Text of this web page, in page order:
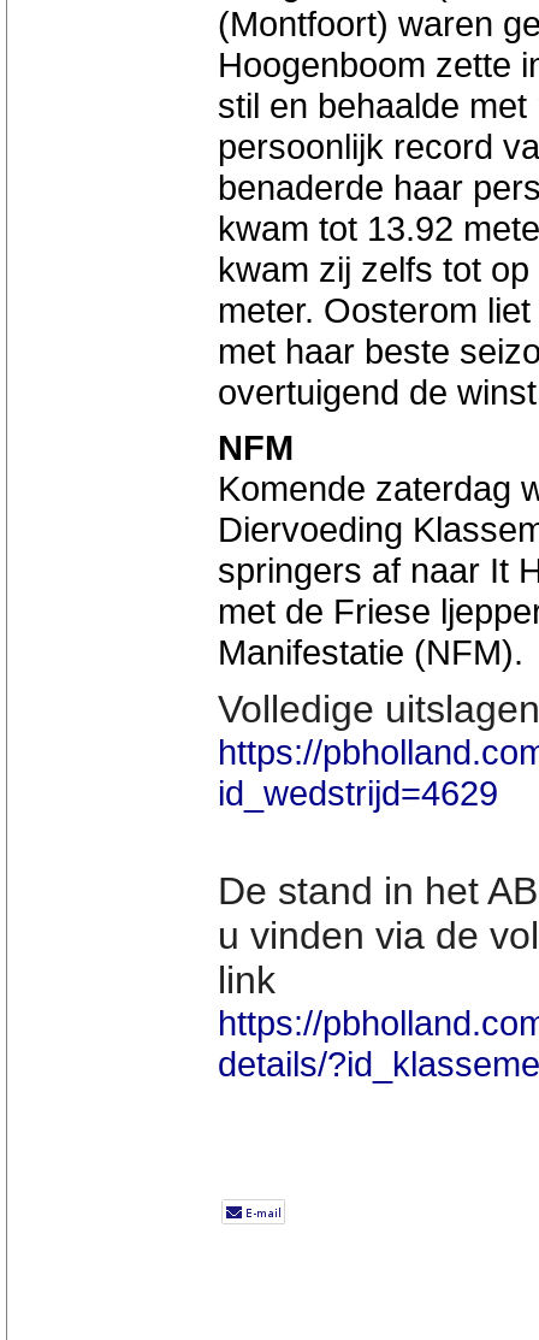
(Montfoort) waren
Hoogenboom zette
stil en behaalde
persoonlijk record
benaderde haar
kwam tot 13.92
kwam zij zelfs tot
meter. Oosterom
met haar beste
overtuigend de
NFM
Komende zaterdag
Diervoeding
springers af naar It
met de Friese
Manifestatie (NFM).
Volledige
https://
id_wedstrijd=4629
De stand in het
u vinden via de
link
https://
details/